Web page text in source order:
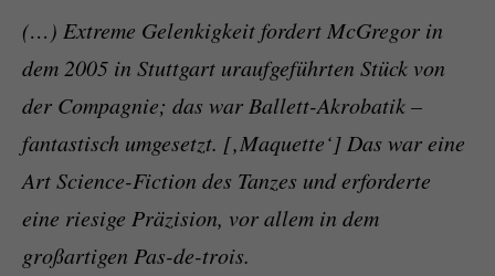
(…) Extreme Gelenkigkeit fordert McGregor in
dem 2005 in Stuttgart uraufgeführten Stück von
der Compagnie; das war Ballett-Akrobatik –
fantastisch umgesetzt. [‚Maquette‘] Das war eine
Art Science-Fiction des Tanzes und erforderte
eine riesige Präzision, vor allem in dem
großartigen Pas-de-trois.